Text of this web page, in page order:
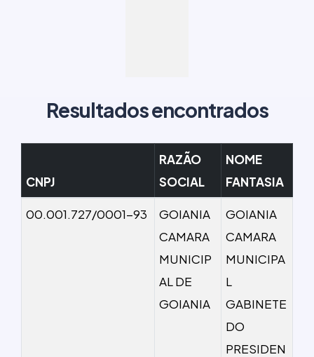
Resultados encontrados
CNPJ
RAZÃO
SOCIAL
NOME
FANTASIA
00.001.727/0001-93
GOIANIA
CAMARA
MUNICIP
AL DE
GOIANIA
GOIANIA
CAMARA
MUNICIPA
L
GABINETE
DO
PRESIDEN